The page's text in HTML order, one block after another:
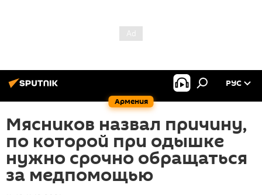
Армения
РУС
Мясников назвал причину,
по которой при одышке
нужно срочно обращаться
за медпомощью